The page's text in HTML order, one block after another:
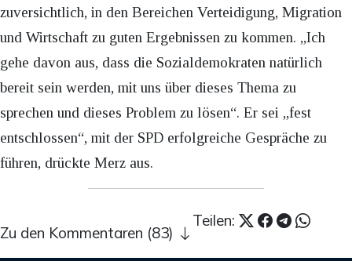
zuversichtlich, in den Bereichen Verteidigung, Migration
und Wirtschaft zu guten Ergebnissen zu kommen. „Ich
gehe davon aus, dass die Sozialdemokraten natürlich
bereit sein werden, mit uns über dieses Thema zu
sprechen und dieses Problem zu lösen“. Er sei „fest
entschlossen“, mit der SPD erfolgreiche Gespräche zu
führen, drückte Merz aus.
Teilen:
Zu den Kommentaren (83)